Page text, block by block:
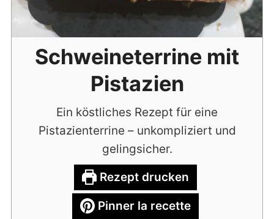
Schweineterrine mit
Pistazien
Ein köstliches Rezept für eine
Pistazienterrine – unkompliziert und
gelingsicher.
Rezept drucken
Pinner la recette